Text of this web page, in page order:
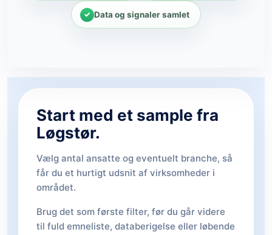
Data og signaler samlet
Start med et sample fra
Løgstør.
Vælg antal ansatte og eventuelt branche, så
får du et hurtigt udsnit af virksomheder i
området.
Brug det som første filter, før du går videre
til fuld emneliste, databerigelse eller løbende